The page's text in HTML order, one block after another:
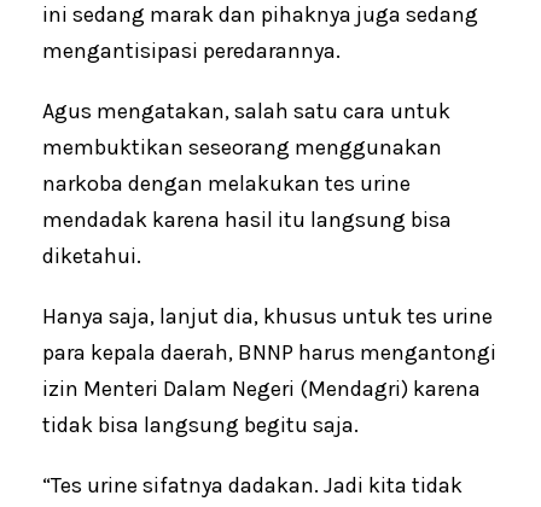
ini sedang marak dan pihaknya juga sedang
mengantisipasi peredarannya.
Agus mengatakan, salah satu cara untuk
membuktikan seseorang menggunakan
narkoba dengan melakukan tes urine
mendadak karena hasil itu langsung bisa
diketahui.
Hanya saja, lanjut dia, khusus untuk tes urine
para kepala daerah, BNNP harus mengantongi
izin Menteri Dalam Negeri (Mendagri) karena
tidak bisa langsung begitu saja.
“Tes urine sifatnya dadakan. Jadi kita tidak